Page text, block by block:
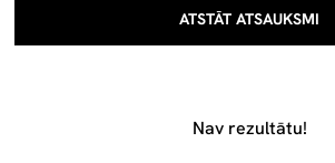
ATSTĀT ATSAUKSMI
Nav rezultātu!